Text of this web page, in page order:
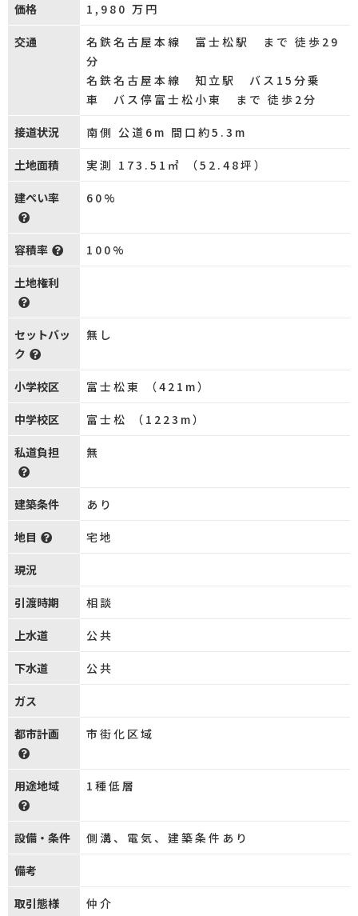
価格 1,980 万円
交通
名鉄名古屋本線 富士松駅 まで 徒歩29
分
名鉄名古屋本線 知立駅 バス15分乗
車 バス停富士松小東 まで 徒歩2分
接道状況 南側 公道6m 間口約5.3m
土地面積 実測 173.51㎡ （52.48坪）
建ぺい率 60%
容積率 100%
土地権利
セットバッ
ク
無し
小学校区 富士松東 （421m）
中学校区 富士松 （1223m）
私道負担 無
建築条件 あり
地目 宅地
現況
引渡時期 相談
上水道 公共
下水道 公共
ガス
都市計画 市街化区域
用途地域 1種低層
設備・条件 側溝、電気、建築条件あり
備考
取引態様 仲介